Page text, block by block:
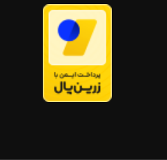
و آجیل و موارد دیگر استفاده نمایید.
جعبه چوبی هنری دست ساز
ساخت ایرانو هنرمند ایرانی
یک محصول اصیل، زیبا، خاص و
نمادین برگرفته از فرهنگ و سنت و
رسوم ایرانی که عطر و بوی هنر ایرانی
را روی میز پذیرایی شما زنده میکند
طراحی و محصول اختصاصی هنرمندان
09357478096 از طریق واتساپ و